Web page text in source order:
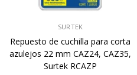
SURTEK
Repuesto de cuchilla para corta
azulejos 22 mm CAZ24, CAZ35,
Surtek RCAZP